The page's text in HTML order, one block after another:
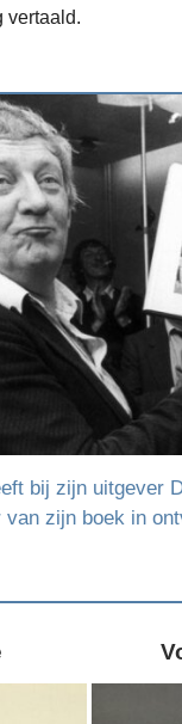
vertaald.
bij zijn uitgever
van zijn boek in